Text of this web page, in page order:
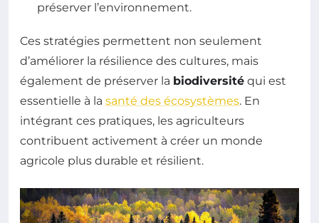
préserver l’environnement.
Ces stratégies permettent non seulement
d’améliorer la résilience des cultures, mais
également de préserver la biodiversité qui est
essentielle à la santé des écosystèmes. En
intégrant ces pratiques, les agriculteurs
contribuent activement à créer un monde
agricole plus durable et résilient.